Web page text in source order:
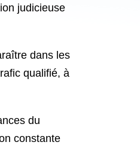
judicieuse
dans les
qualifié, à
du
constante